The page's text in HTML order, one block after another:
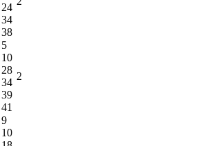
24
34
38
5
10
28
34
39
41
2
9
10